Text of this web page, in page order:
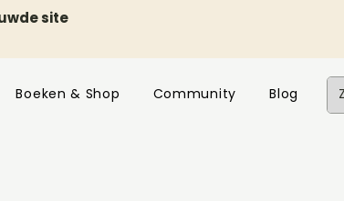
site
Boeken & Shop Community Blog